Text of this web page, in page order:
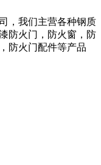
，我们主营各种钢质
防火门，防火窗，防
防火门配件等产品